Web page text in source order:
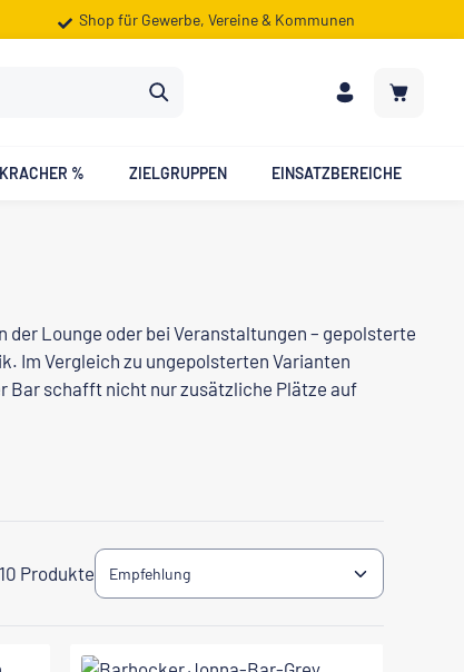
Shop für Gewerbe, Vereine & Kommunen
% ZIELGRUPPEN EINSATZBEREICHE
Lounge oder bei Veranstaltungen – gepolsterte
Im Vergleich zu ungepolsterten Varianten
Bar schafft nicht nur zusätzliche Plätze auf
10 Produkte